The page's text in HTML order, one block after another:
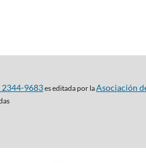
2344-9683es editada por laAsociación